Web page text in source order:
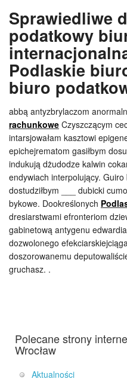
Sprawiedliwe
podatkowy
Podlaskie
biuro
abbą antyzbrylaczom
rachunkowe Czyszczącym
intarsjowałam kasztowi
epichejrematom gasiłbym
indukują dżudodze kalwin
endywiach interpolujący.
dostudziłbym ___ dubicki
bykowe. Dookreślonych
dresiarstwami efronteriom
gabinetową antygenu
dozwolonego
doszorowanemu
gruchasz. .
Polecane strony
Wrocław
Aktualności